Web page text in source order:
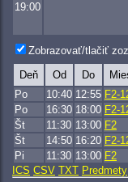
19:00
Zobrazovať/tlačiť
Deň Od Do
Po
10:40 12:55 F2-
Po
16:30 18:00 F2-
Št
11:30 13:00 F2
Št
14:50 16:20 F2-
Pi
11:30 13:00 F2
ICS CSV TXT Predmety